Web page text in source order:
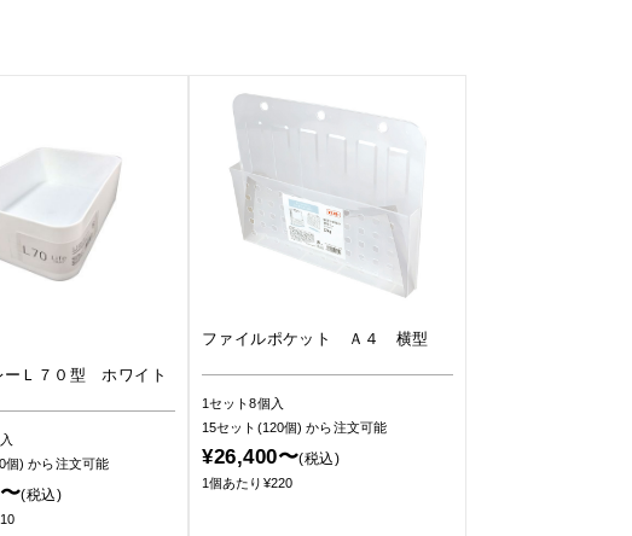
ーＬ７０型 ホワイト
個)から注文可能
(税込)
ファイルポケット Ａ４ 横型
1セット8個入
15セット(120個)から注文可能
¥26,400〜(税込)
1個あたり¥220